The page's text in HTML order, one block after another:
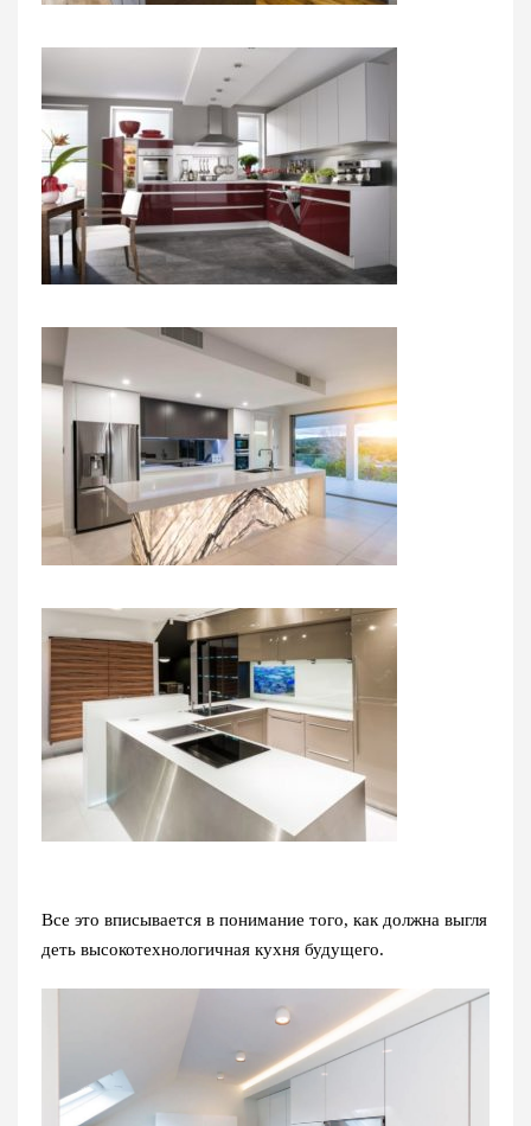
Все это вписывается в понимание того, как должна выгля
деть высокотехнологичная кухня будущего.